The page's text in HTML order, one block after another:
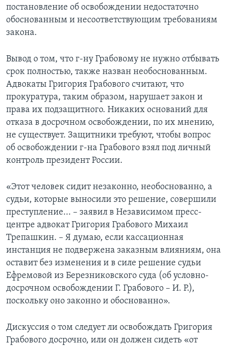
постановление об освобождении недостаточно
обоснованным и несоответствующим требованиям
закона.
Вывод о том, что г-ну Грабовому не нужно отбывать
срок полностью, также назван необоснованным.
Адвокаты Григория Грабового считают, что
прокуратура, таким образом, нарушает закон и
права их подзащитного. Никаких оснований для
отказа в досрочном освобождении, по их мнению,
не существует. Защитники требуют, чтобы вопрос
об освобождении г-на Грабового взял под личный
контроль президент России.
«Этот человек сидит незаконно, необоснованно, а
судьи, которые выносили это решение, совершили
преступление... – заявил в Независимом пресс-
центре адвокат Григория Грабового Михаил
Трепашкин. – Я думаю, если кассационная
инстанция не подвержена заказным влияниям, она
оставит без изменения и в силе решение судьи
Ефремовой из Березниковского суда (об условно-
досрочном освобождении Г. Грабового – И. Р.),
поскольку оно законно и обоснованно».
Дискуссия о том следует ли освобождать Григория
Грабового досрочно, или он должен сидеть «от